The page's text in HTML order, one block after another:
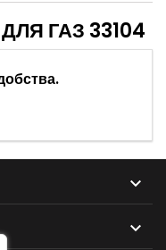
ГАЗ 33104

